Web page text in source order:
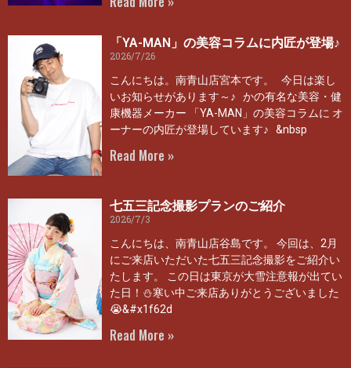
「YA-MAN」の美容コラムに内匠が登場♪
2026/7/26
こんにちは。南青山店宮本です。 今日は楽し
いお知らせがあります～♪ かの有名な美容・健
康機器メーカー 「YA-MAN」の美容コラムに オ
ーナーの内匠が登場しています♪ &nbsp
Read More »
七五三記念撮影プランのご紹介
2026/7/3
こんにちは、南青山店谷島です。 今回は、2月
にご来店いただいた七五三記念撮影をご紹介い
たします。 この日は東京が大雪注意報が出てい
た日！⛄寒い中ご来店ありがとうございました
😭&#x1f62d
Read More »